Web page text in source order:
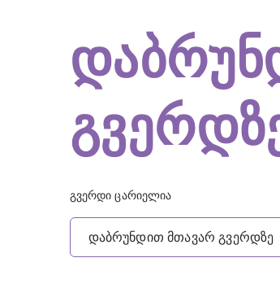
გვერდი ცარიელია
დაბრუნდით მთავარ გვერდზე